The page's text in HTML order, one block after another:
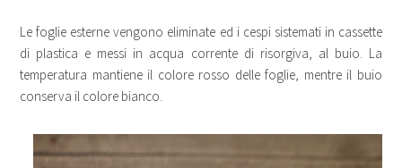
Le foglie esterne vengono eliminate ed i cespi sistemati in cassette
di plastica e messi in acqua corrente di risorgiva, al buio. La
temperatura mantiene il colore rosso delle foglie, mentre il buio
conserva il colore bianco.